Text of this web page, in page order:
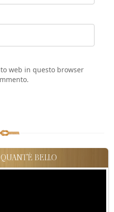
web in questo browser
BELLO